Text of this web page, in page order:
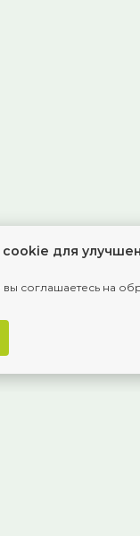
для
вы соглашаетесь на